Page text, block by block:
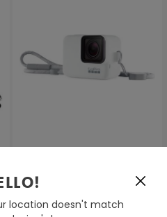
GoPro Hülle Und Trageband
4,95 €19,90 €
location doesn't match